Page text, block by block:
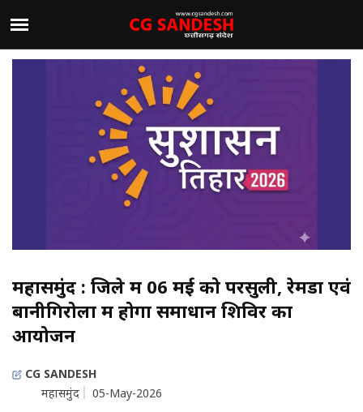
महासमुंद : जिले में 06 मई को परसुली, रेमडा एवं
बानीगिरोला में होगा समाधान शिविर का
आयोजन
CG SANDESH
महासमुंद
05-May-2026